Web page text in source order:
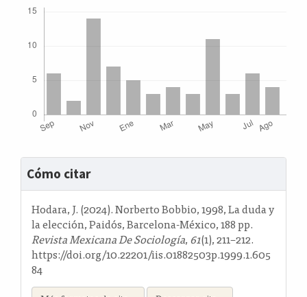
Detalles
del
artículo
Cómo citar
Hodara, J. (2024). Norberto Bobbio, 1998, La duda y
la elección, Paidós, Barcelona-México, 188 pp.
Revista Mexicana De Sociología, 61(1), 211–212.
https://doi.org/10.22201/iis.01882503p.1999.1.605
84